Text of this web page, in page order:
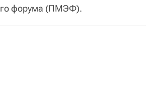
форума (ПМЭФ).